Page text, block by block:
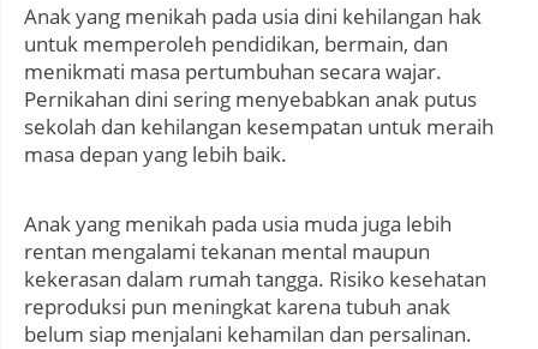
Anak yang menikah pada usia dini kehilangan hak
untuk memperoleh pendidikan, bermain, dan
menikmati masa pertumbuhan secara wajar.
Pernikahan dini sering menyebabkan anak putus
sekolah dan kehilangan kesempatan untuk meraih
masa depan yang lebih baik.
Anak yang menikah pada usia muda juga lebih
rentan mengalami tekanan mental maupun
kekerasan dalam rumah tangga. Risiko kesehatan
reproduksi pun meningkat karena tubuh anak
belum siap menjalani kehamilan dan persalinan.